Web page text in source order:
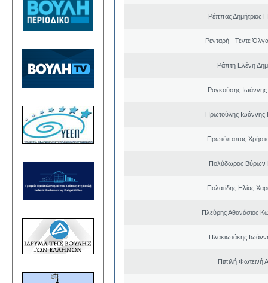
Ρέππας Δημήτριος
Ρενταρή - Τέντε
Ράπτη Ελένη
Ραγκούσης Ιωάννης
Πρωτούλης Ιωάννης
Πρωτόπαπας
Πολύδωρας Βύρων
Πολατίδης Ηλίας
Πλεύρης Αθανάσιος
Πλακιωτάκης
Πιπιλή Φωτεινή